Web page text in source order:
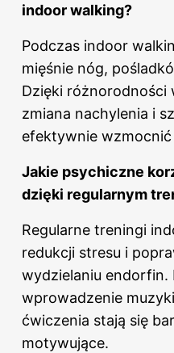
indoor walking?
Podczas indoor
mięśnie nóg,
Dzięki różnorodności
zmiana nachylenia i
efektywnie
Jakie psychiczne
dzięki regularnym
Regularne treningi
redukcji stresu i
wydzielaniu endorfin.
wprowadzenie
ćwiczenia stają się
motywujące.